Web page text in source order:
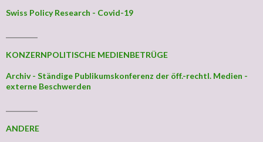
Swiss Policy Research - Covid-19
KONZERNPOLITISCHE MEDIENBETRÜGE
Archiv - Ständige Publikumskonferenz der öff.-rechtl. Medien -
externe Beschwerden
ANDERE